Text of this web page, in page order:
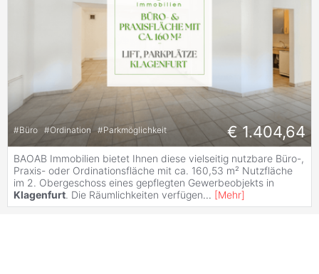
#Büro #Ordination #Parkmöglichkeit € 1.404,64
BAOAB Immobilien bietet Ihnen diese vielseitig nutzbare Büro-,
Praxis- oder Ordinationsfläche mit ca. 160,53 m² Nutzfläche
im 2. Obergeschoss eines gepflegten Gewerbeobjekts in
Klagenfurt. Die Räumlichkeiten verfügen... [Mehr]